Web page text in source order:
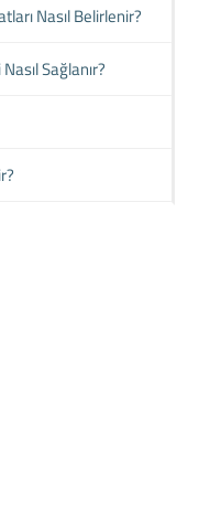
Nasıl Belirlenir?
Sağlanır?